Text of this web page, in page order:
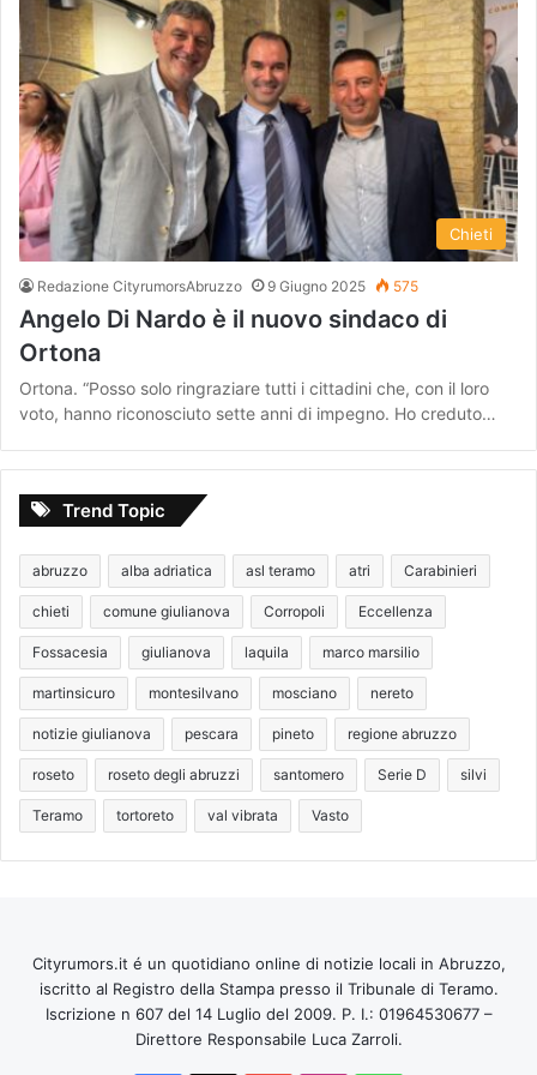
Chieti
Redazione CityrumorsAbruzzo 9 Giugno 2025 575
Angelo Di Nardo è il nuovo sindaco di
Ortona
Ortona. “Posso solo ringraziare tutti i cittadini che, con il loro
voto, hanno riconosciuto sette anni di impegno. Ho creduto…
Trend Topic
abruzzo alba adriatica asl teramo atri Carabinieri
chieti comune giulianova Corropoli Eccellenza
Fossacesia giulianova laquila marco marsilio
martinsicuro montesilvano mosciano nereto
notizie giulianova pescara pineto regione abruzzo
roseto roseto degli abruzzi santomero Serie D silvi
Teramo tortoreto val vibrata Vasto
Cityrumors.it é un quotidiano online di notizie locali in Abruzzo,
iscritto al Registro della Stampa presso il Tribunale di Teramo.
Iscrizione n 607 del 14 Luglio del 2009. P. I.: 01964530677 –
Direttore Responsabile Luca Zarroli.